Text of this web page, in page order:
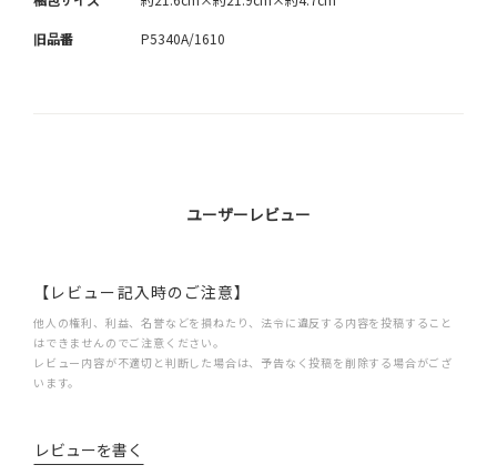
旧品番 P5340A/1610
ユーザーレビュー
【レビュー記入時のご注意】
他人の権利、利益、名誉などを損ねたり、法令に違反する内容を投稿すること
はできませんのでご注意ください。
レビュー内容が不適切と判断した場合は、予告なく投稿を削除する場合がござ
います。
レビューを書く